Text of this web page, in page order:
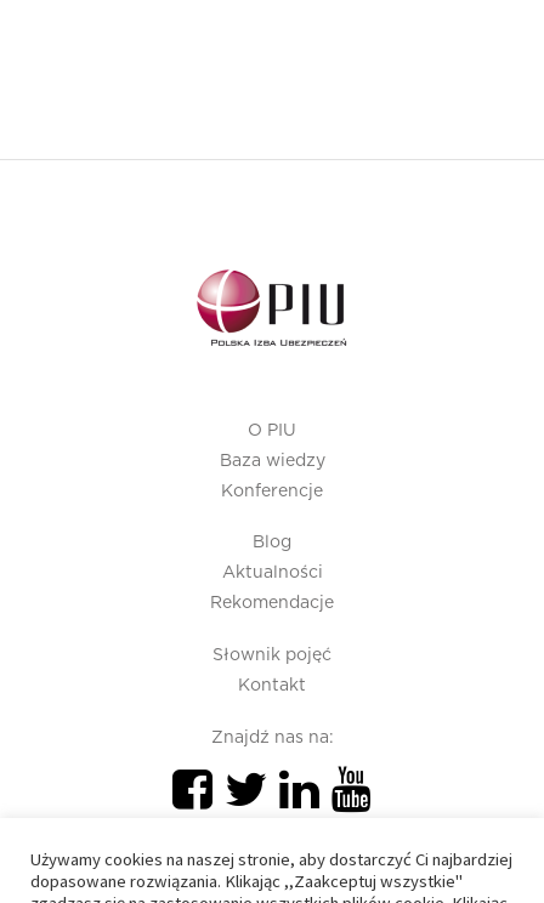
O PIU
Baza wiedzy
Konferencje
Blog
Aktualności
Rekomendacje
Słownik pojęć
Kontakt
Znajdź nas na:
Używamy cookies na naszej stronie, aby dostarczyć Ci najbardziej
dopasowane rozwiązania. Klikając ,,Zaakceptuj wszystkie"